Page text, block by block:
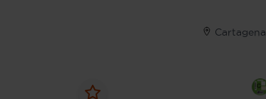
Cartagena